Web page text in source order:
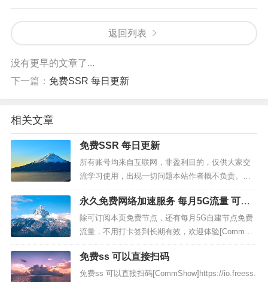
返回列表
没有更早的文章了...
下一篇： 免费SSR 每日更新
相关文章
免费SSR 每日更新
所有账号均来自互联网，非盈利目的，仅供大家交
流学习使用，出现一切问题本站作者概不负责。本
站不提供任何收费服务，不推荐任何收费机场，谢
谢大家的支持。资源存在一定时效性，本站不保证
全部可用，请自行验证后使用。为了保护账号不被
滥用，请在下方输入计...
永久免费网络加速服务 每月5G流量 可做
备用
除可订阅本页免费节点，还有每月5G自建节点免费
流量，不用打卡签到长期有效，欢迎体验[CommSh
ow]bulink.xyz注册（要翻墙）除可订阅本页免费节
点，还有每月5G自建节点免费流量，不用打卡签到
长期有效，欢迎体验新开bulink镜像站...
免费ss 可以直接扫码
免费ss 可以直接扫码[CommShow]https://io.freess.